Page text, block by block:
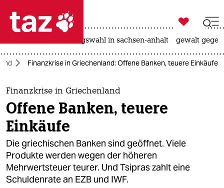
 taz zahl ich
taz zahl ich
themen
politik
öko
gesellschaft
kultur

taz zahl ich
landtagswahl in sachsen-anhalt gewalt
Finanzkrise in Griechenland: Offene Banken, teuere Einkäufe
Finanzkrise in Griechenland
Offene Banken, teuere
Einkäufe
Die griechischen Banken sind geöffnet. Viele
Produkte werden wegen der höheren
Mehrwertsteuer teurer. Und Tsipras zahlt eine
Schuldenrate an EZB und IWF.